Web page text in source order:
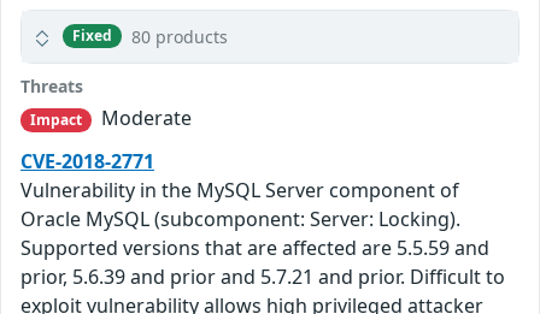
Fixed 80 products
Threats
Impact
Moderate
CVE-2018-2771
Vulnerability in the MySQL Server component of
Oracle MySQL (subcomponent: Server: Locking).
Supported versions that are affected are 5.5.59 and
prior, 5.6.39 and prior and 5.7.21 and prior. Difficult to
exploit vulnerability allows high privileged attacker